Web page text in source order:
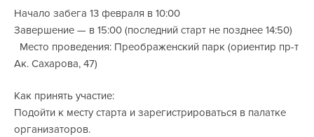
Начало забега 13 февраля в 10:00
Завершение — в 15:00 (последний старт не позднее 14:50)
Место проведения: Преображенский парк (ориентир пр-т
Ак. Сахарова, 47)
Как принять участие:
Подойти к месту старта и зарегистрироваться в палатке
организаторов.